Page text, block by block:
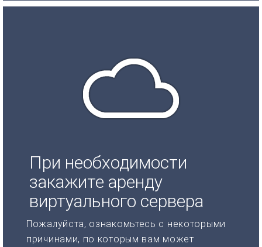
При необходимости
закажите аренду
виртуального сервера
Пожалуйста, ознакомьтесь с некоторыми
причинами, по которым вам может